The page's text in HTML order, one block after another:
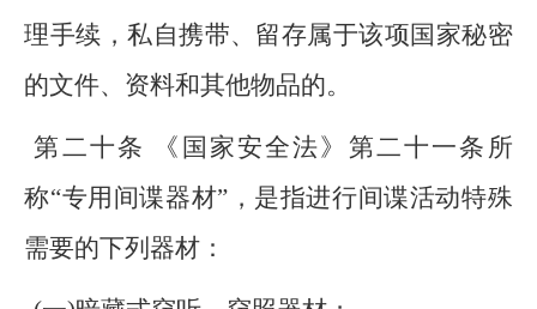
理手续，私自携带、留存属于该项国家秘密
的文件、资料和其他物品的。
第二十条 《国家安全法》第二十一条所
称“专用间谍器材”，是指进行间谍活动特殊
需要的下列器材：